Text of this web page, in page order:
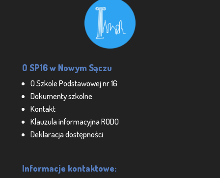
O SP16 w Nowym Sączu
O Szkole Podstawowej nr 16
Dokumenty szkolne
Kontakt
Klauzula informacyjna RODO
Deklaracja dostępności
Informacje kontaktowe: